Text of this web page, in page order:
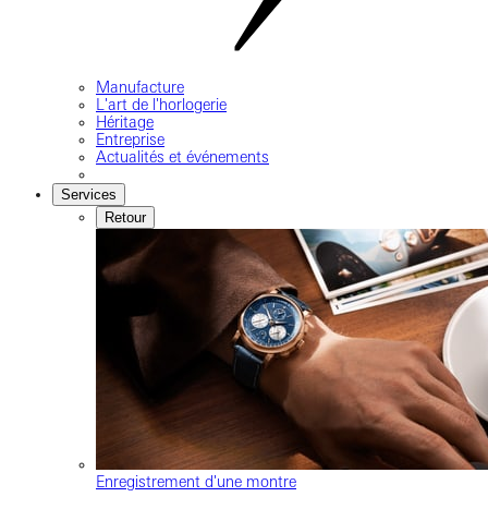
Manufacture
L'art de l'horlogerie
Héritage
Entreprise
Actualités et événements
Services
Retour
Enregistrement d'une montre